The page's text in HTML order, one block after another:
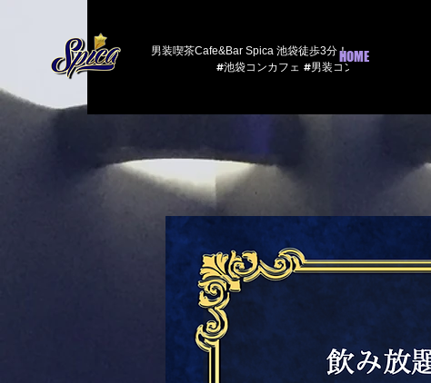
​男装喫茶Cafe&Bar Spica 池袋徒歩3分！
#池袋コンカフェ #男装コンカフェ
HOME